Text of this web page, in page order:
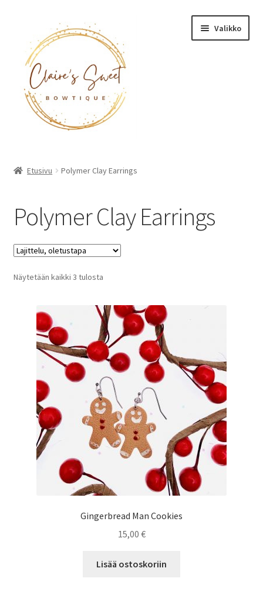
navigointiin
sisältöön
Valikko
Etusivu Polymer Clay Earrings
Polymer Clay Earrings
Näytetään kaikki 3 tulosta
Gingerbread Man Cookies
15,00 €
Lisää ostoskoriin